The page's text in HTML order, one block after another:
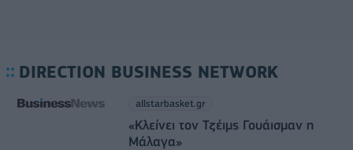
DIRECTION BUSINESS NETWORK
allstarbasket.gr
«Κλείνει τον Τζέιμς Γουάισμαν η
Μάλαγα»